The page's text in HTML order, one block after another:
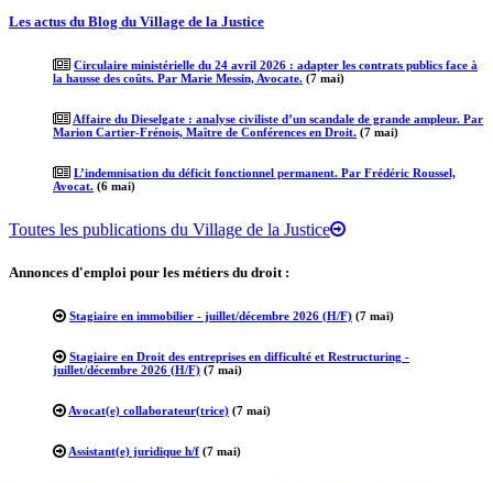
Les actus du Blog du Village de la Justice
Circulaire ministérielle du 24 avril 2026 : adapter les contrats publics face à
la hausse des coûts. Par Marie Messin, Avocate. (7 mai)
Affaire du Dieselgate : analyse civiliste d’un scandale de grande ampleur. Par
Marion Cartier-Frénois, Maître de Conférences en Droit. (7 mai)
L’indemnisation du déficit fonctionnel permanent. Par Frédéric Roussel,
Avocat. (6 mai)
Toutes les publications du Village de la Justice
Annonces d'emploi pour les métiers du droit :
Stagiaire en immobilier - juillet/décembre 2026 (H/F) (7 mai)
Stagiaire en Droit des entreprises en difficulté et Restructuring -
juillet/décembre 2026 (H/F) (7 mai)
Avocat(e) collaborateur(trice) (7 mai)
Assistant(e) juridique h/f (7 mai)